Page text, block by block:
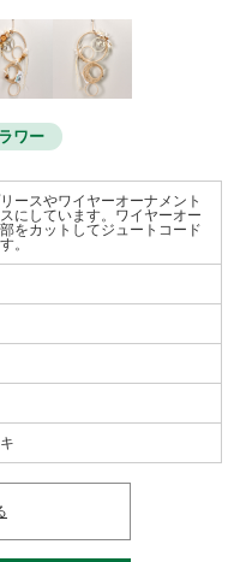
ワー
ースやワイヤーオーナメント
にしています。ワイヤーオー
をカットしてジュートコード
。